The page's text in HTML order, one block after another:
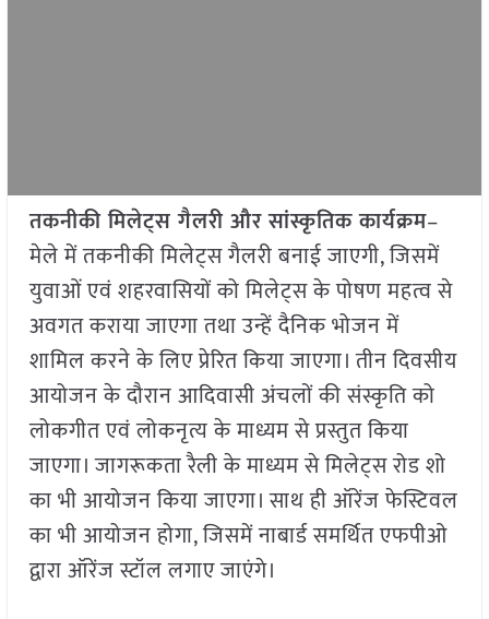
तकनीकी मिलेट्स गैलरी और सांस्कृतिक कार्यक्रम–
मेले में तकनीकी मिलेट्स गैलरी बनाई जाएगी, जिसमें
युवाओं एवं शहरवासियों को मिलेट्स के पोषण महत्व से
अवगत कराया जाएगा तथा उन्हें दैनिक भोजन में
शामिल करने के लिए प्रेरित किया जाएगा। तीन दिवसीय
आयोजन के दौरान आदिवासी अंचलों की संस्कृति को
लोकगीत एवं लोकनृत्य के माध्यम से प्रस्तुत किया
जाएगा। जागरूकता रैली के माध्यम से मिलेट्स रोड शो
का भी आयोजन किया जाएगा। साथ ही ऑरेंज फेस्टिवल
का भी आयोजन होगा, जिसमें नाबार्ड समर्थित एफपीओ
द्वारा ऑरेंज स्टॉल लगाए जाएंगे।